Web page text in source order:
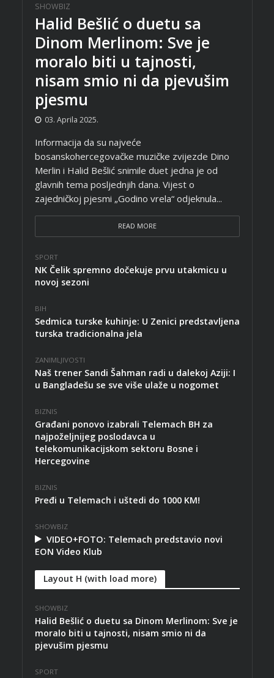
SHOWBIZ
Halid Bešlić o duetu sa
Dinom Merlinom: Sve je
moralo biti u tajnosti,
nisam smio ni da pjevušim
pjesmu
03. Aprila 2025.
Informacija da su najveće
bosanskohercegovačke muzičke zvijezde Dino
Merlin i Halid Bešlić snimile duet jedna je od
glavnih tema posljednjih dana. Vijest o
zajedničkoj pjesmi „Godino vrela“ odjeknula...
READ MORE
SPORT
NK Čelik spremno dočekuje prvu utakmicu u
novoj sezoni
BIH
Sedmica turske kuhinje: U Zenici predstavljena
turska tradicionalna jela
ZANIMLJIVOSTI
Naš trener Sandi Šahman radi u dalekoj Aziji: I
u Bangladešu se sve više ulaže u nogomet
BIZNIS
Građani ponovo izabrali Telemach BH za
najpoželjnijeg poslodavca u
telekomunikacijskom sektoru Bosne i
Hercegovine
BIZNIS
Pređi u Telemach i uštedi do 1000 KM!
SHOWBIZ
VIDEO+FOTO: Telemach predstavio novi
EON Video Klub
Layout H (with load more)
SHOWBIZ
Halid Bešlić o duetu sa Dinom Merlinom: Sve je
moralo biti u tajnosti, nisam smio ni da
pjevušim pjesmu
SPORT